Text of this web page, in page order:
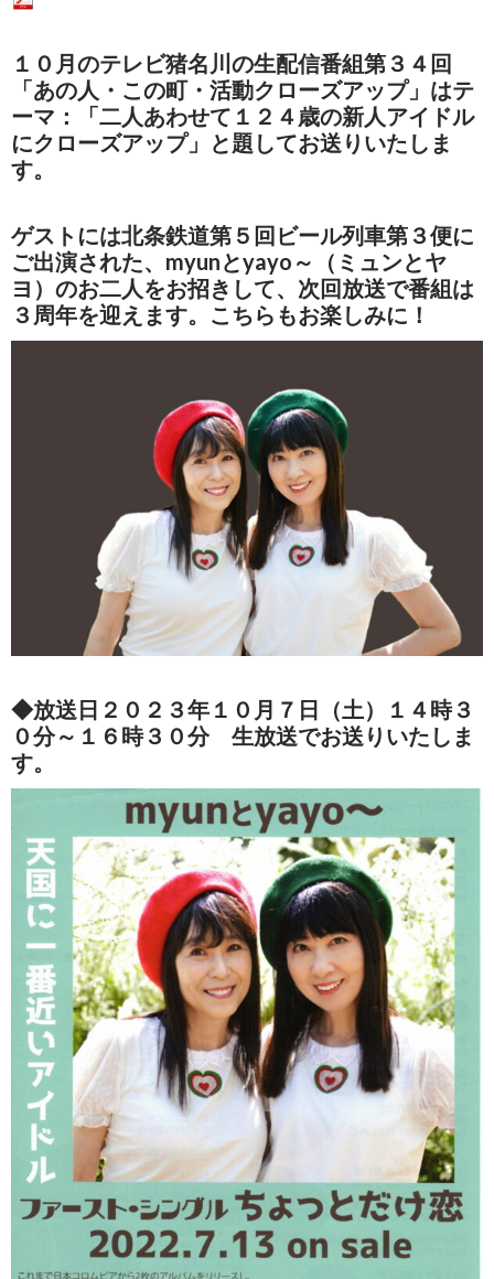
１０月のテレビ猪名川の生配信番組第３４回
「あの人・この町・活動クローズアップ」はテ
ーマ：「二人あわせて１２４歳の新人アイドル
にクローズアップ」と題してお送りいたしま
す。
ゲストには北条鉄道第５回ビール列車第３便に
ご出演された、myunとyayo～（ミュンとヤ
ヨ）のお二人をお招きして、次回放送で番組は
３周年を迎えます。こちらもお楽しみに！
◆放送日２０２３年１０月７日（土）１４時３
０分～１６時３０分 生放送でお送りいたしま
す。